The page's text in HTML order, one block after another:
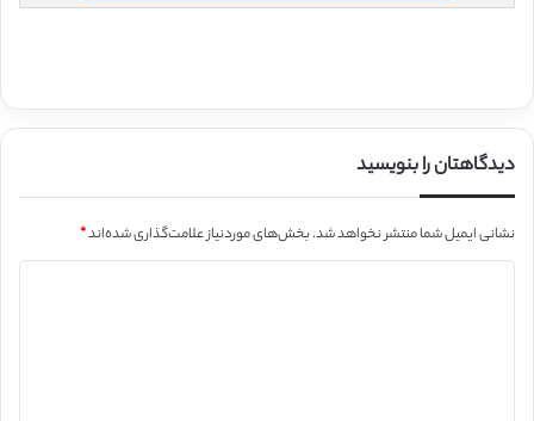
دیدگاهتان را بنویسید
نشانی ایمیل شما منتشر نخواهد شد.بخش‌های موردنیاز علامت‌گذاری شده‌اند*